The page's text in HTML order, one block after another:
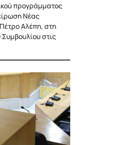
προγράμματος
Νέας
Αλέπη, στη
στις